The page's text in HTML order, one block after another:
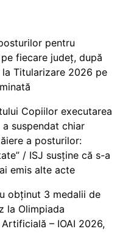
pentru
fiecare județ, după
Titularizare 2026 pe
Copiilor executarea
suspendat chiar
a posturilor:
/ ISJ susține că s-a
emis alte acte
obținut 3 medalii de
la Olimpiada
– IOAI 2026,